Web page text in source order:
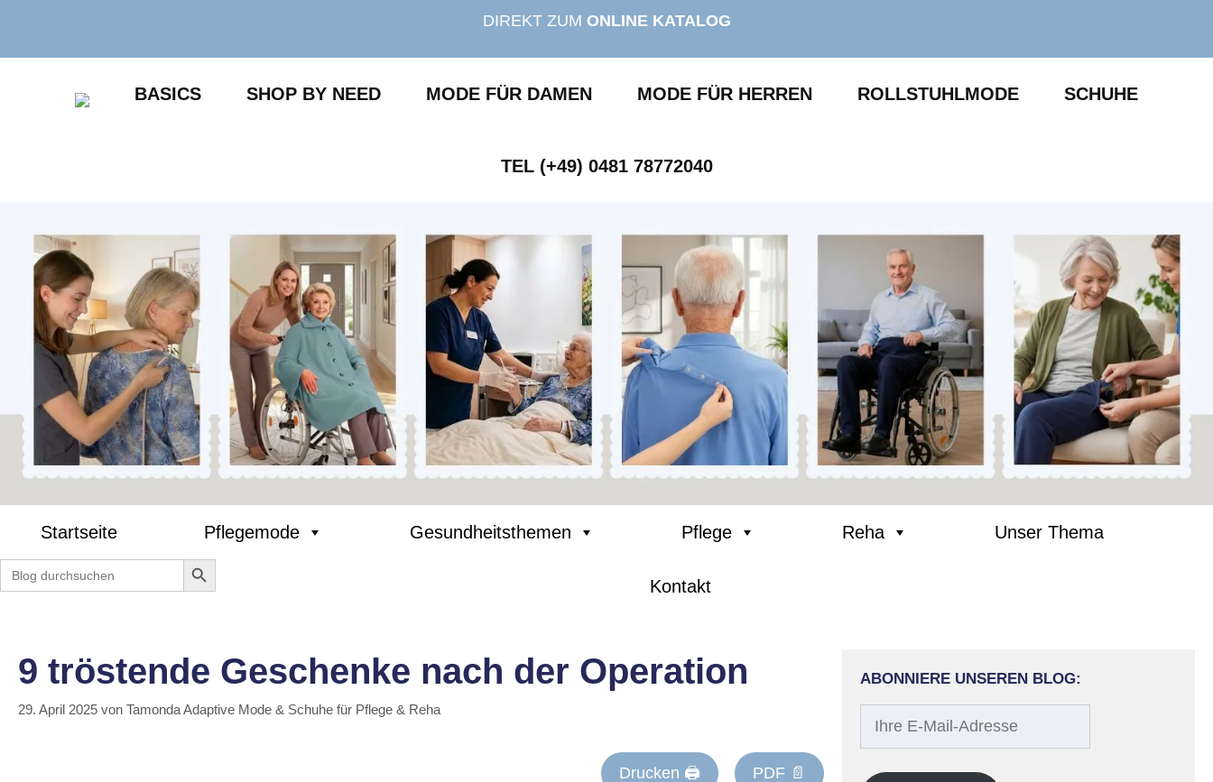
springen
DIREKT ZUM ONLINE KATALOG
BASICS SHOP BY NEED MODE FÜR DAMEN MODE FÜR HERREN ROLLSTUHLMODE SCHUHE
TEL (+49) 0481 78772040
Startseite Pflegemode Gesundheitsthemen Pflege Reha Unser Thema
Kontakt
Search
for:
Search Button
9 tröstende Geschenke nach der Operation
29. April 2025 von Tamonda Adaptive Mode & Schuhe für Pflege & Reha
Drucken 🖨 PDF 📄
ABONNIERE UNSEREN BLOG: